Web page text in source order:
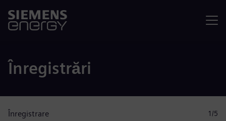
Înregistrări
Înregistrare 1 /5